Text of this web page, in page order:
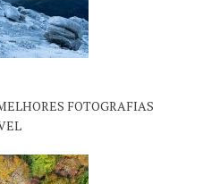
FOTOGRAFIAS